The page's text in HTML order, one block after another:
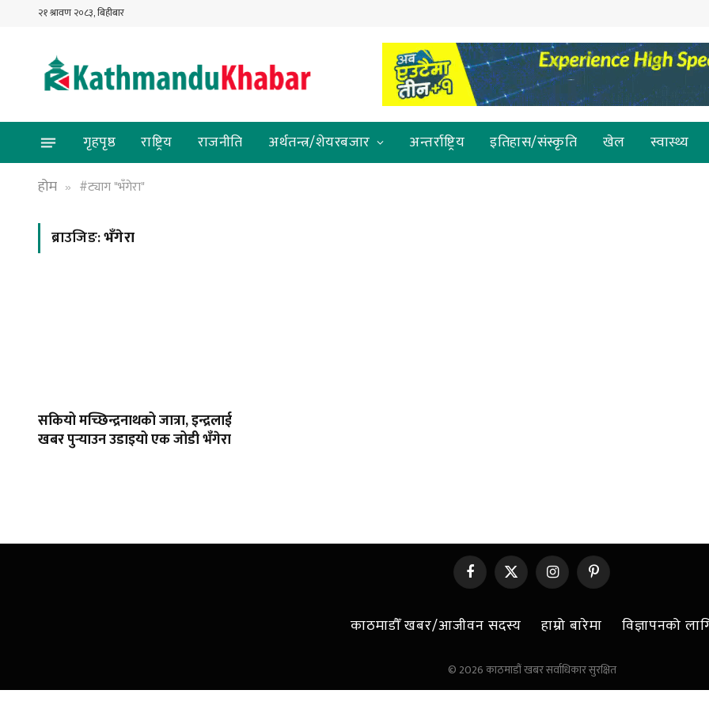
२१ श्रावण २०८३, बिहीबार
गृहपृष्ठ राष्ट्रिय राजनीति अर्थतन्त्र/शेयरबजार अन्तर्राष्ट्रिय इतिहास/संस्कृति खेल
स्वास्थ्य
होम
» #ट्याग "भँगेरा"
ब्राउजिङ:भँगेरा
सकियो मच्छिन्द्रनाथको जात्रा, इन्द्रलाई
खबर पुर्‍याउन उडाइयो एक जोडी भँगेरा
Facebook
X
InstagramPinterest
काठमाडौँ खबर/आजीवन सदस्य
हाम्रो बारेमा विज्ञापनको
© 2026 काठमाडौं खबर सर्वाधिकार सुरक्षित